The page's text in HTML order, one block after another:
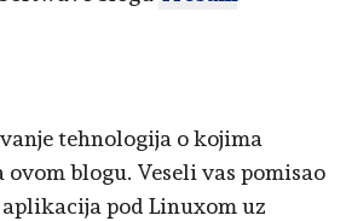
tehnologija o kojima
blogu. Veseli vas pomisao
pod Linuxom uz